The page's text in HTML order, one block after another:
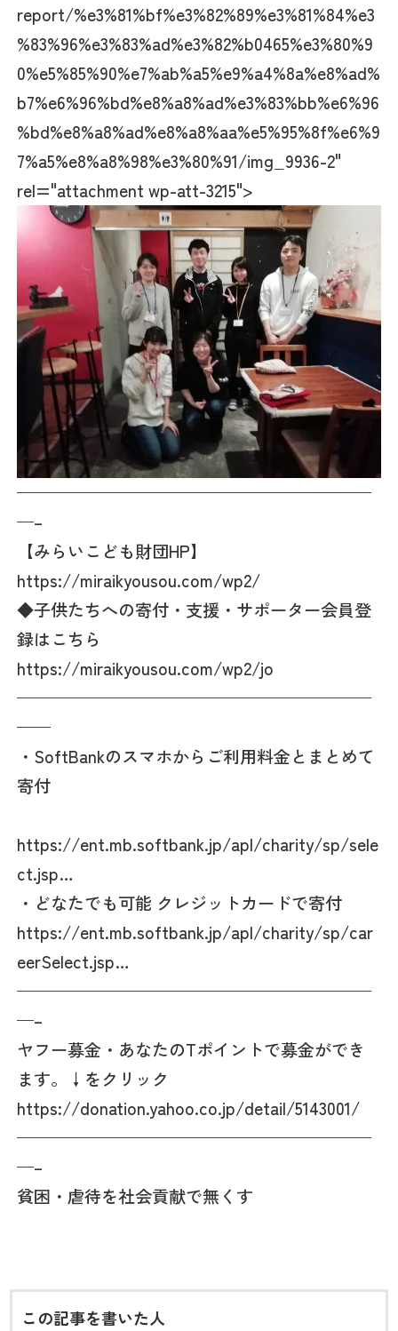
report/%e3%81%bf%e3%82%89%e3%81%84%e3
%83%96%e3%83%ad%e3%82%b0465%e3%80%9
0%e5%85%90%e7%ab%a5%e9%a4%8a%e8%ad%
b7%e6%96%bd%e8%a8%ad%e3%83%bb%e6%96
%bd%e8%a8%ad%e8%a8%aa%e5%95%8f%e6%9
7%a5%e8%a8%98%e3%80%91/img_9936-2"
rel="attachment wp-att-3215">
—————————————————————
—–
【みらいこども財団HP】
https://miraikyousou.com/wp2/
◆子供たちへの寄付・支援・サポーター会員登
録はこちら
https://miraikyousou.com/wp2/jo
—————————————————————
——
・SoftBankのスマホからご利用料金とまとめて
寄付
https://ent.mb.softbank.jp/apl/charity/sp/sele
ct.jsp…
・どなたでも可能 クレジットカードで寄付
https://ent.mb.softbank.jp/apl/charity/sp/car
eerSelect.jsp…
—————————————————————
—–
ヤフー募金・あなたのTポイントで募金ができ
ます。↓をクリック
https://donation.yahoo.co.jp/detail/5143001/
—————————————————————
—–
貧困・虐待を社会貢献で無くす
この記事を書いた人